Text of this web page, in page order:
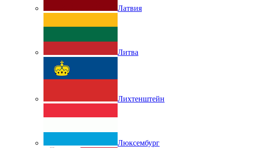
Латвия
Литва
Лихтенштейн
Люксембург